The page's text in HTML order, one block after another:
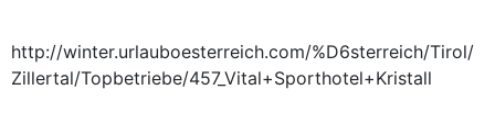
http://winter.urlauboesterreich.com/%D6sterreich/Tirol/
Zillertal/Topbetriebe/457_Vital+Sporthotel+Kristall